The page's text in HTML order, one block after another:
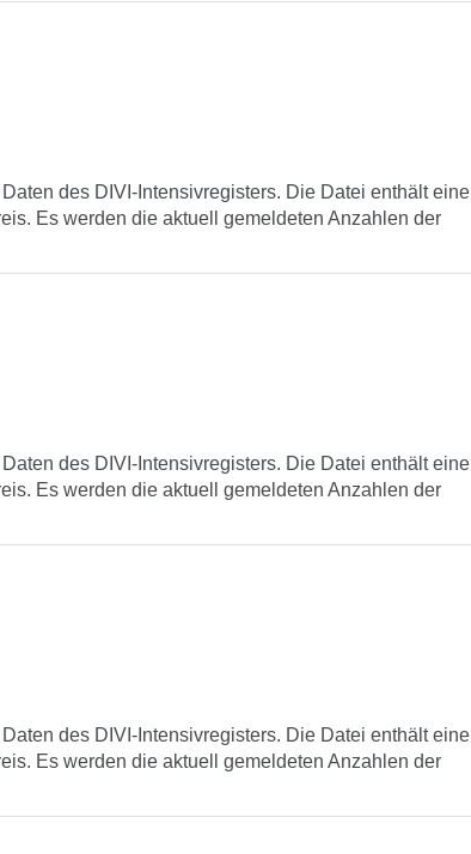
des DIVI-Intensivregisters. Die Datei enthält eine
Es werden die aktuell gemeldeten Anzahlen der
des DIVI-Intensivregisters. Die Datei enthält eine
Es werden die aktuell gemeldeten Anzahlen der
des DIVI-Intensivregisters. Die Datei enthält eine
Es werden die aktuell gemeldeten Anzahlen der